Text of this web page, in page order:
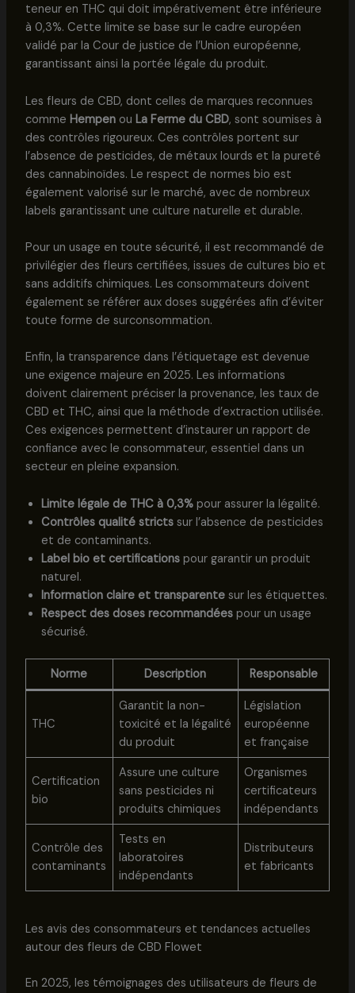
teneur en THC qui doit impérativement être inférieure
à 0,3%. Cette limite se base sur le cadre européen
validé par la Cour de justice de l’Union européenne,
garantissant ainsi la portée légale du produit.
Les fleurs de CBD, dont celles de marques reconnues
comme Hempenou La Ferme du CBD, sont soumises à
des contrôles rigoureux. Ces contrôles portent sur
l’absence de pesticides, de métaux lourds et la pureté
des cannabinoïdes. Le respect de normes bio est
également valorisé sur le marché, avec de nombreux
labels garantissant une culture naturelle et durable.
Pour un usage en toute sécurité, il est recommandé de
privilégier des fleurs certifiées, issues de cultures bio et
sans additifs chimiques. Les consommateurs doivent
également se référer aux doses suggérées afin d’éviter
toute forme de surconsommation.
Enfin, la transparence dans l’étiquetage est devenue
une exigence majeure en 2025. Les informations
doivent clairement préciser la provenance, les taux de
CBD et THC, ainsi que la méthode d’extraction utilisée.
Ces exigences permettent d’instaurer un rapport de
confiance avec le consommateur, essentiel dans un
secteur en pleine expansion.
Limite légale de THC à 0,3%pour assurer la légalité.
Contrôles qualité strictssur l’absence de pesticides
et de contaminants.
Label bio et certificationspour garantir un produit
naturel.
Information claire et transparentesur les étiquettes.
Respect des doses recommandéespour un usage
sécurisé.
Norme Description Responsable
THC
Garantit la non-
toxicité et la légalité
du produit
Législation
européenne
et française
Certification
bio
Assure une culture
sans pesticides ni
produits chimiques
Organismes
certificateurs
indépendants
Contrôle des
contaminants
Tests en
laboratoires
indépendants
Distributeurs
et fabricants
Les avis des consommateurs et tendances actuelles
autour des fleurs de CBD Flowet
En 2025, les témoignages des utilisateurs de fleurs de